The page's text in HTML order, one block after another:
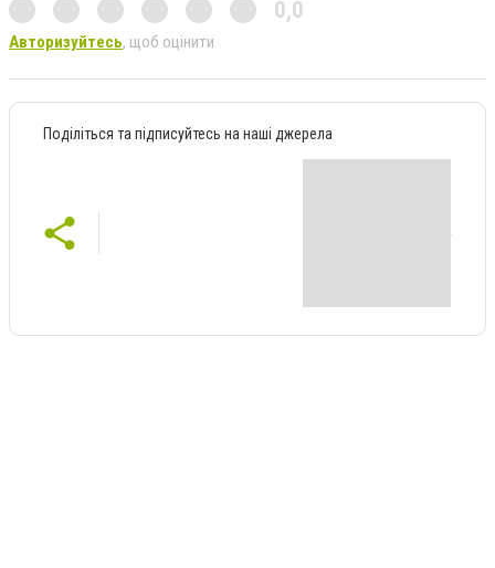
0,0
Авторизуйтесь, щоб оцінити
Поділіться та підписуйтесь на наші джерела